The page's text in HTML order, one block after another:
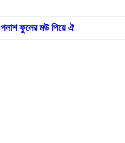
পলাশ ফুলের মউ পিয়ে ঐ